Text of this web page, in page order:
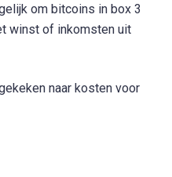
om bitcoins in box 3
winst of inkomsten uit
naar kosten voor